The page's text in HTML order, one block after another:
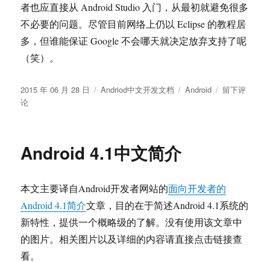
者也应直接从 Android Studio 入门，从最初就避免很多
不必要的问题。尽管目前网络上仍以 Eclipse 的教程居
多，但谁能保证 Google 不会哪天就决定放弃支持了呢
（笑）。
发
布
2015 年 06 月 28 日
分
Andriod中文开发文档
标
Android
于
览
留下评
论
Android 4.1中文简介
本文主要译自Android开发者网站的面向开发者的
Android 4.1简介文章，目的在于简述Android 4.1系统的
新特性，提供一个概略级的了解。没有使用该文章中
的图片。相关图片以及详细的内容请直接点击链接查
看。